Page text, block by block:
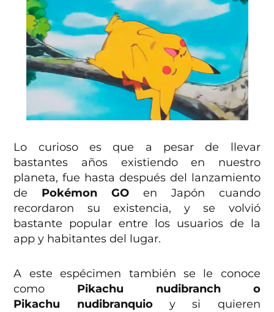
Lo curioso es que a pesar de llevar
bastantes años existiendo en nuestro
planeta, fue hasta después del lanzamiento
de Pokémon GO en Japón cuando
recordaron su existencia, y se volvió
bastante popular entre los usuarios de la
app y habitantes del lugar.
A este espécimen también se le conoce
como Pikachu nudibranch o
Pikachu nudibranquio y si quieren